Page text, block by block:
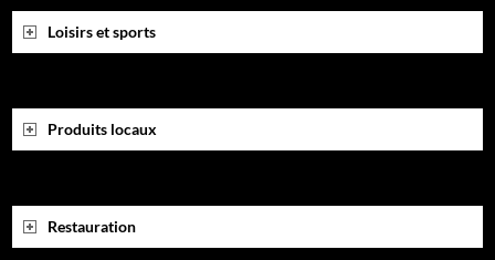
Loisirs et sports
Produits locaux
Restauration